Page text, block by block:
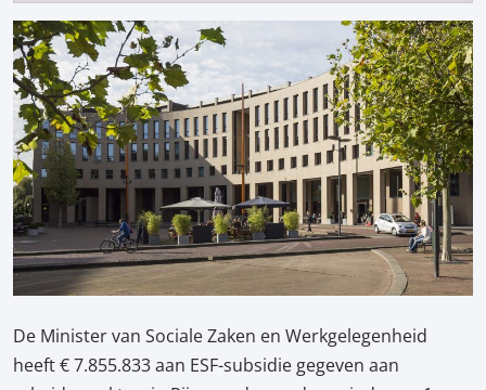
De Minister van Sociale Zaken en Werkgelegenheid
heeft € 7.855.833 aan ESF-subsidie gegeven aan